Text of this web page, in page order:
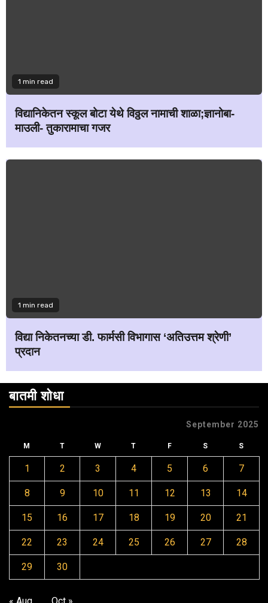
1 min read
विद्यानिकेतन स्कूल बोटा येथे विठ्ठल नामाची शाळा;ज्ञानोबा-
माउली- तुकारामाचा गजर
1 min read
विद्या निकेतनच्या डी. फार्मसी विभागास ‘अतिउत्तम श्रेणी’
प्रदान
बातमी शोधा
September 2025
M T W T F S S
1 2 3 4 5 6 7
8 9 10 11 12 13 14
15 16 17 18 19 20 21
22 23 24 25 26 27 28
29 30